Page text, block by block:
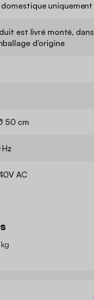
domestique uniquement
est livré monté, dans
d'origine
50 cm
AC